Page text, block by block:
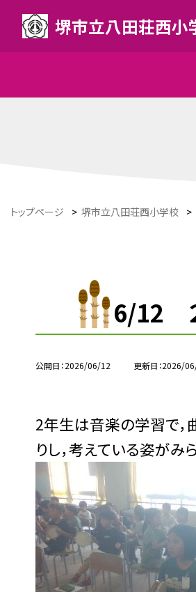
堺市立八田荘西小
トップページ > 堺市立八田荘西小学校 >
6/12
公開日 2026/06/12 更新日 2026/
2年生は音楽の学習で，
りし，考えている姿がみ